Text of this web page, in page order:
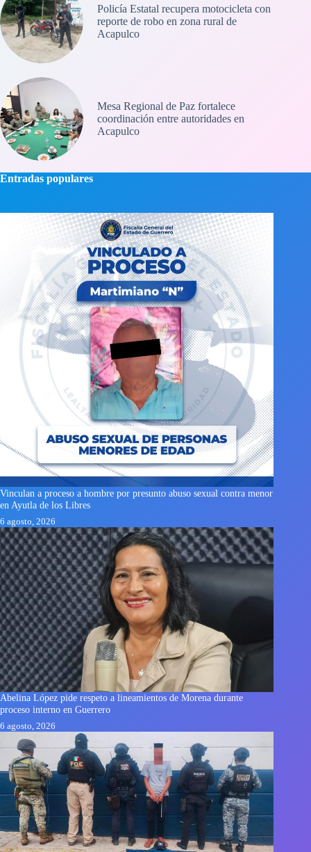
Policía Estatal recupera motocicleta con
reporte de robo en zona rural de
Acapulco
Mesa Regional de Paz fortalece
coordinación entre autoridades en
Acapulco
Entradas populares
Vinculan a proceso a hombre por presunto abuso sexual contra menor
en Ayutla de los Libres
6 agosto, 2026
Abelina López pide respeto a lineamientos de Morena durante
proceso interno en Guerrero
6 agosto, 2026